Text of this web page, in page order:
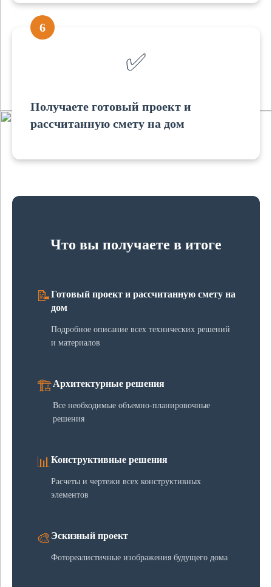
6
✅
Получаете готовый проект и
рассчитанную смету на дом
Что вы получаете в итоге
📝Готовый проект и рассчитанную смету на
дом
Подробное описание всех технических решений
и материалов
🏗️Архитектурные решения
Все необходимые объемно-планировочные
решения
📊 Конструктивные решения
Расчеты и чертежи всех конструктивных
элементов
🎨 Эскизный проект
Фотореалистичные изображения будущего дома